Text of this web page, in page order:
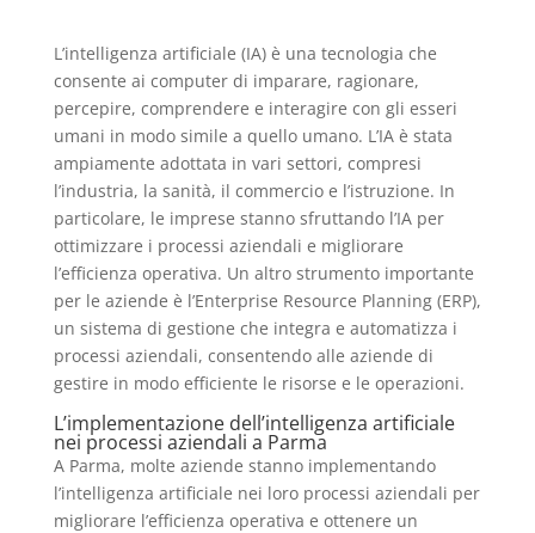
L’intelligenza artificiale (IA) è una tecnologia che
consente ai computer di imparare, ragionare,
percepire, comprendere e interagire con gli esseri
umani in modo simile a quello umano. L’IA è stata
ampiamente adottata in vari settori, compresi
l’industria, la sanità, il commercio e l’istruzione. In
particolare, le imprese stanno sfruttando l’IA per
ottimizzare i processi aziendali e migliorare
l’efficienza operativa. Un altro strumento importante
per le aziende è l’Enterprise Resource Planning (ERP),
un sistema di gestione che integra e automatizza i
processi aziendali, consentendo alle aziende di
gestire in modo efficiente le risorse e le operazioni.
L’implementazione dell’intelligenza artificiale
nei processi aziendali a Parma
A Parma, molte aziende stanno implementando
l’intelligenza artificiale nei loro processi aziendali per
migliorare l’efficienza operativa e ottenere un